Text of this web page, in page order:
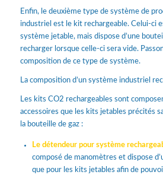
Enfin, le deuxième type de système de
industriel est le kit rechargeable. Celui-ci
système jetable, mais dispose d’une
recharger lorsque celle-ci sera vide.
composition de ce type de système.
La composition d’un système industriel
Les kits CO2 rechargeables sont
accessoires que les kits jetables précités
la bouteille de gaz :
Le détendeur pour système
composé de manomètres et dispose
que pour les kits jetables afin de